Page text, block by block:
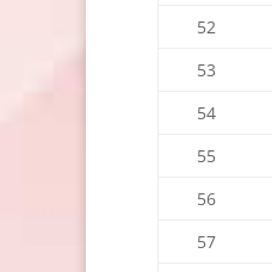
52
53
54
55
56
57